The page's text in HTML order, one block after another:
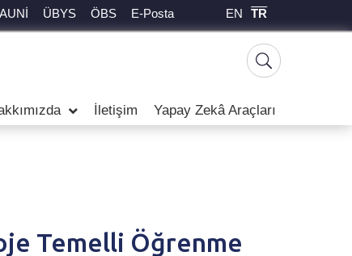
ÜBYS ÖBS E-Posta EN TR
İletişim Yapay Zekâ Araçları
Temelli Öğrenme